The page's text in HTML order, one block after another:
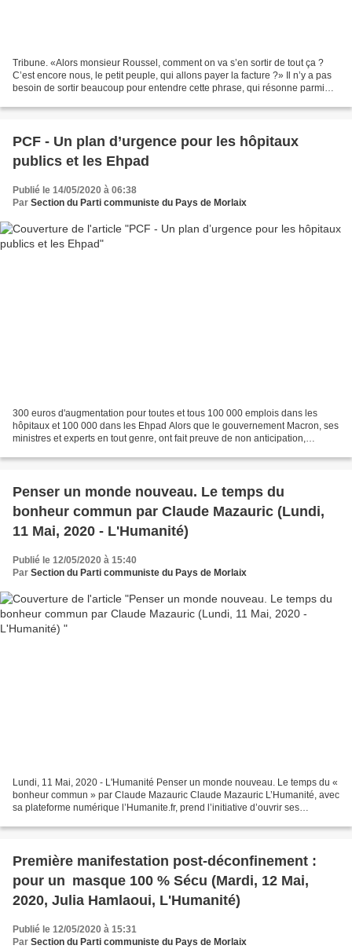
Tribune. «Alors monsieur Roussel, comment on va s’en sortir de tout ça ?
C’est encore nous, le petit peuple, qui allons payer la facture ?» Il n’y a pas
besoin de sortir beaucoup pour entendre cette phrase, qui résonne parmi
PCF - Un plan d’urgence pour les hôpitaux
publics et les Ehpad
Publié le 14/05/2020 à 06:38
Par Section du Parti communiste du Pays de Morlaix
300 euros d'augmentation pour toutes et tous 100 000 emplois dans les
hôpitaux et 100 000 dans les Ehpad Alors que le gouvernement Macron, ses
ministres et experts en tout genre, ont fait preuve de non anticipation,
Penser un monde nouveau. Le temps du
bonheur commun par Claude Mazauric (Lundi,
11 Mai, 2020 - L'Humanité)
Publié le 12/05/2020 à 15:40
Par Section du Parti communiste du Pays de Morlaix
Lundi, 11 Mai, 2020 - L'Humanité Penser un monde nouveau. Le temps du «
bonheur commun » par Claude Mazauric Claude Mazauric L’Humanité, avec
sa plateforme numérique l’Humanite.fr, prend l’initiative d’ouvrir ses
Première manifestation post-déconfinement :
pour un masque 100 % Sécu (Mardi, 12 Mai,
2020, Julia Hamlaoui, L'Humanité)
Publié le 12/05/2020 à 15:31
Par Section du Parti communiste du Pays de Morlaix